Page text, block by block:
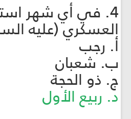
4. في أي شهر
العسكري (عليه
أ. رجب
ب. شعبان
ج. ذو الحجة
د. ربيع الأول